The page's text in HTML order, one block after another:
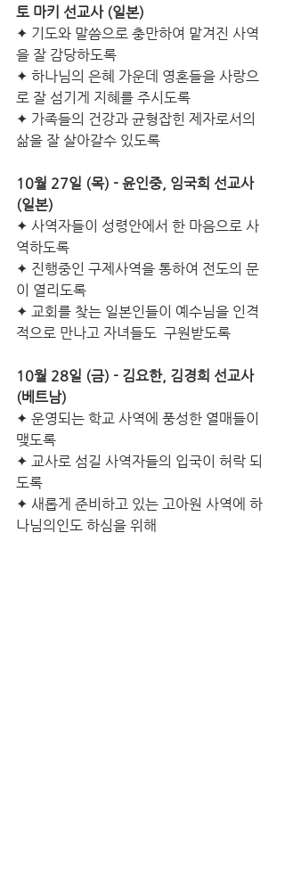
토 마키 선교사 (일본)
✦ 기도와 말씀으로 충만하여 맡겨진 사역
을 잘 감당하도록
✦ 하나님의 은혜 가운데 영혼들을 사랑으
로 잘 섬기게 지혜를 주시도록
✦ 가족들의 건강과 균형잡힌 제자로서의
삶을 잘 살아갈수 있도록
10월 27일 (목) - 윤인중, 임국희 선교사
(일본)
✦ 사역자들이 성령안에서 한 마음으로 사
역하도록
✦ 진행중인 구제사역을 통하여 전도의 문
이 열리도록
✦ 교회를 찾는 일본인들이 예수님을 인격
적으로 만나고 자녀들도  구원받도록
10월 28일 (금) -­ 김요한, 김경희 선교사
(베트남)
✦ 운영되는 학교 사역에 풍성한 열매들이
맺도록
✦ 교사로 섬길 사역자들의 입국이 허락 되
도록
✦ 새롭게 준비하고 있는 고아원 사역에 하
나님의인도 하심을 위해